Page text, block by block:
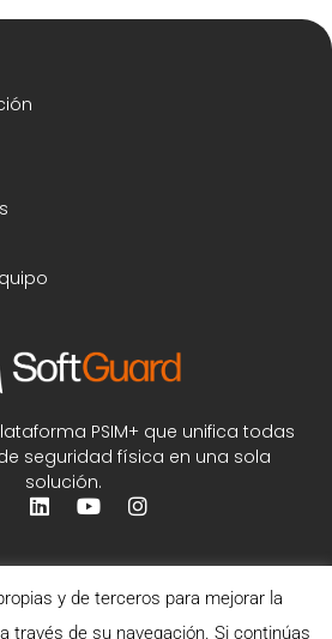
PSIM+ que unifica todas
seguridad física en una sola
solución.
y de terceros para mejorar la
través de su navegación. Si continúas